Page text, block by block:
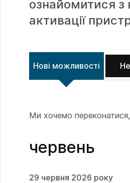
ознайомитися з
активації
Нові можливості
Ми хочемо
червень
29 червня 2026 року